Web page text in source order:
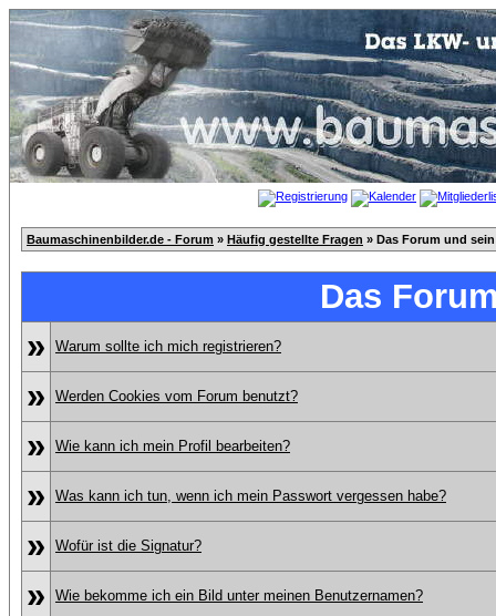
Baumaschinenbilder.de - Forum » Häufig gestellte Fragen » Das Forum und
Das
»
Warum sollte ich mich registrieren?
» Werden Cookies vom Forum benutzt?
» Wie kann ich mein Profil bearbeiten?
» Was kann ich tun, wenn ich mein Passwort vergessen habe?
» Wofür ist die Signatur?
» Wie bekomme ich ein Bild unter meinen Benutzernamen?